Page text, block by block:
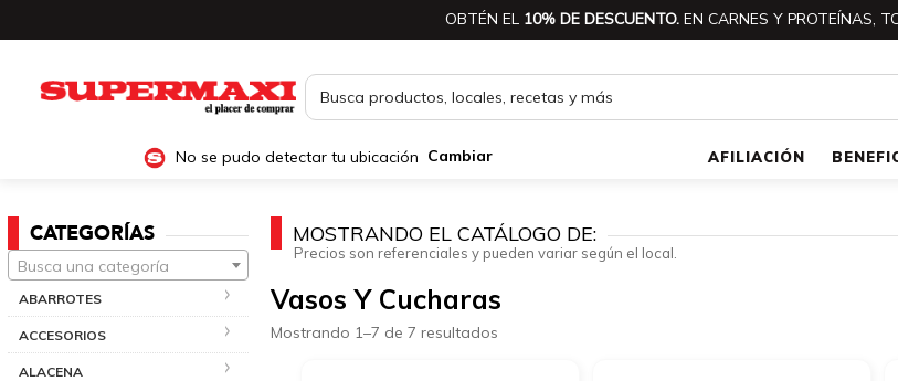
OBTÉN EL 10% DE DESCUENTO. EN CARNES Y PROTEÍNAS,
No se pudo detectar tu ubicación Cambiar AFILIACIÓN
CATEGORÍAS
Busca una categoría
ABARROTES
ACCESORIOS
ALACENA
MOSTRANDO EL CATÁLOGO DE:
Precios son referenciales y pueden variar según el local.
Vasos Y Cucharas
Mostrando 1–7 de 7 resultados